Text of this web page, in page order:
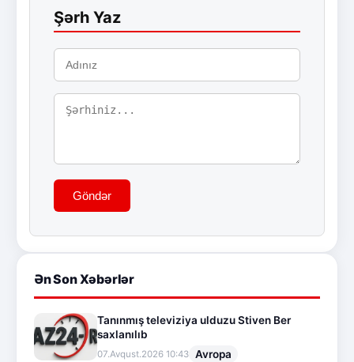
Şərh Yaz
Göndər
Ən Son Xəbərlər
Tanınmış televiziya ulduzu Stiven Ber
saxlanılıb
07.Avqust.2026 10:43 Avropa